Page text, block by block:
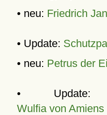
• neu: Friedrich
• Update:
• neu: Petrus der
•
Wulfia von Amiens